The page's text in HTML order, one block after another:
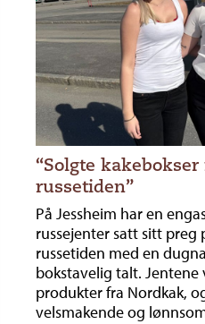
“Solgte
russetiden”
På Jessheim har en
russejenter satt sitt preg
russetiden med en
bokstavelig talt. Jentene
produkter fra Nordkak,
velsmakende og